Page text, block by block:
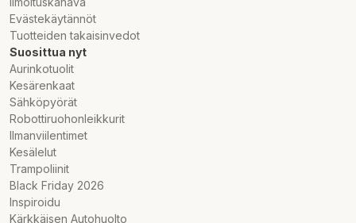
Evästekäytännöt
Tuotteiden takaisinvedot
Suosittua nyt
Aurinkotuolit
Kesärenkaat
Sähköpyörät
Robottiruohonleikkurit
Ilmanviilentimet
Kesälelut
Trampoliinit
Black Friday 2026
Inspiroidu
Kärkkäisen Autohuolto